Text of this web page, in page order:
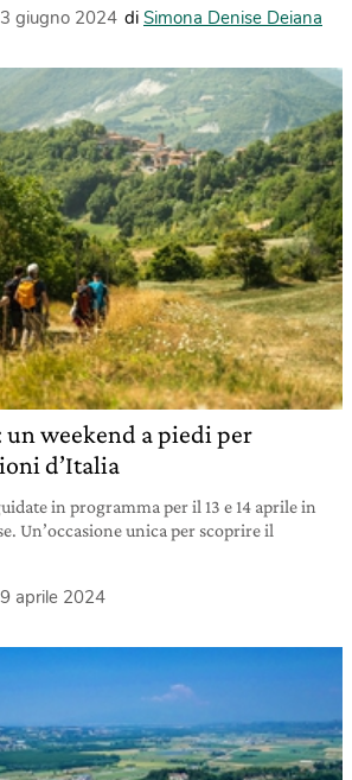
3 giugno 2024 di Simona Denise Deiana
weekend a piedi per
d’Italia
in programma per il 13 e 14 aprile in
Un’occasione unica per scoprire il
9 aprile 2024